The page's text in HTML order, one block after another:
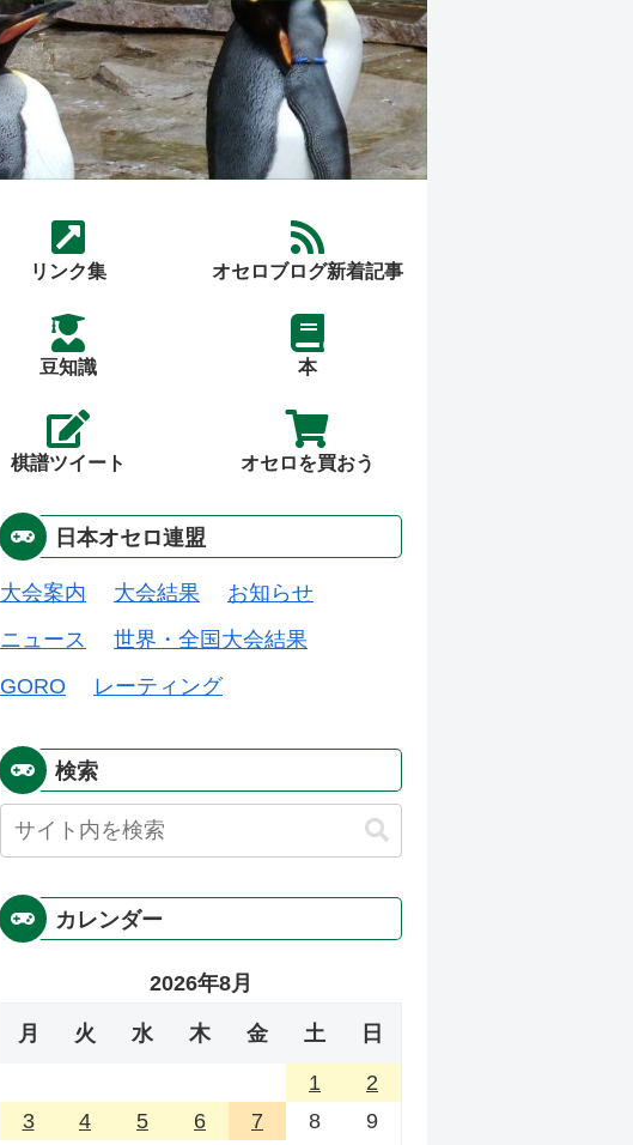
リンク集 オセロブログ新着記事
豆知識 本
棋譜ツイート オセロを買おう
日本オセロ連盟
大会案内 大会結果
お知らせ
ニュース
世界・全国大会結果
GORO
レーティング
検索
カレンダー
2026年8月
月 火 水 木 金 土 日
1
2
3
4 5 6 7 8
9